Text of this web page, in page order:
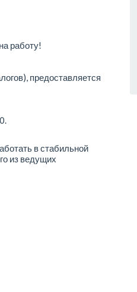
работу!
предоставляется
в стабильной
из ведущих